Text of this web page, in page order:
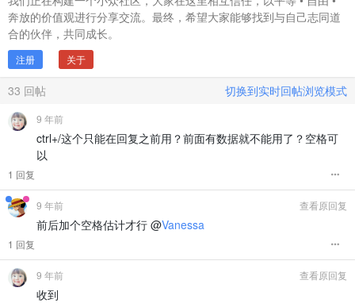
奔放的价值观进行分享交流。最终，希望大家能够找到与自己志同道
合的伙伴，共同成长。
注册 关于
33 回帖 切换到实时回帖浏览模式
9 年前
ctrl+/这个只能在回复之前用？前面有数据就不能用了？空格可
以
1 回复
9 年前 查看原回复
前后加个空格估计才行 @Vanessa
1 回复
9 年前 查看原回复
收到